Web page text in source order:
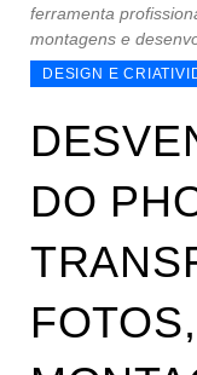
ferramenta
montagens e
DESIGN E
DO